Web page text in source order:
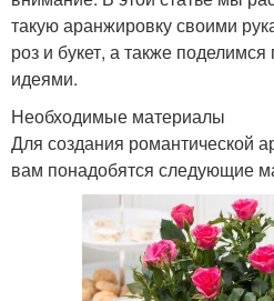
такую аранжировку своими
роз и букет, а также
идеями.
Необходимые материалы
Для создания романтической
вам понадобятся следующие